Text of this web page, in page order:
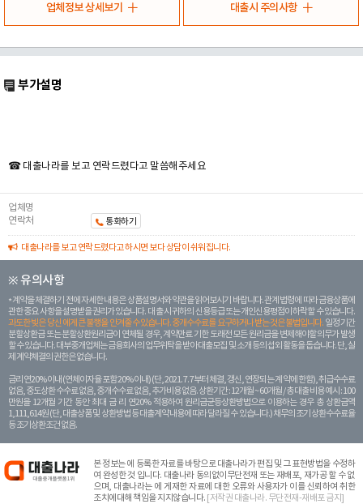
업체정보 상세보기 대출시 주의사항
부가설명
☎ 대출나라를 보고 연락드렸다고 말씀해주세요
업체명
연락처
통화하기
대출나라를 보고 연락드렸다고 하시면 보다 상담이 쉬워집니다.
※ 유의사항
계약을 체결하기 전에 자세한 내용은 상품설명서와 약관을 읽어보시기 바랍니다. 관계 법령에 따라 금융상품에
관한 중요 사항을 설명받을 권리가 있습니다. 대 출 시 귀하의 신용등급 또는 개인신용평점이 하락할 수 있습니다.
과도한 빚은 당신 에게 큰 불행을 안겨줄 수 있습니다. 중개수수료를 요구하거나 받는 것은 불법입니다. 일정 기간
분할상환금 또는 분할상환원리금이 연체될 경우, 계약만료 기한 도래전 모든 원리금을 변제해야할 의무가 발생
할 수 있습니다. 대부중개업체는 금융회사의 업무위탁을 받아 대출모집 및 소개 등의 섭외 활동을 돕습니다. 단, 실
제 계약체결의 권한은 없습니다.
금리 연20% 이내 (연체이자율 포함 20% 이내) (단, 2021. 7. 7부터 체결, 갱신, 연장되는 계 약에 한함), 취급수수료
없음, 중도상환 수수료 없음, 중개수수료 없음, 추가비용 없음. 상환기간 : 12개월 ~ 60개월 / 총 대출 비용 예시 : 100
만원을 12개월 기간 동안 최대 금 리 연20% 적용하여 원리금균등상환방법으로 이용하는 경우 총 상환금액
1,111,614원 (단, 대출상품 및 상환방법 등 대출계약 내용에 따라 달라질 수 있습니다.) 채무의 조기 상환수수료율
등 조기상환조건 없음.
본 정보는에 등록한 자료를 바탕으로 대출나라가 편집 및 그 표현방법을 수정하
여 완성한 것 입니다. 대출나라 동의없이무단전재 또는 재배포, 재가공 할 수 없
으며, 대출나라는 에 게재한 자료에 대한 오류와 사용자가 이를 신뢰하여 취한
조치에대해 책임을 지지않습니다. [저작권 대출나라. 무단전재-재배포 금지]